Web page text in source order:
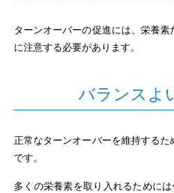
ターンオーバーの促進には、栄養
に注意する必要があります。
バランスよ
正常なターンオーバーを維持する
です。
多くの栄養素を取り入れるためには